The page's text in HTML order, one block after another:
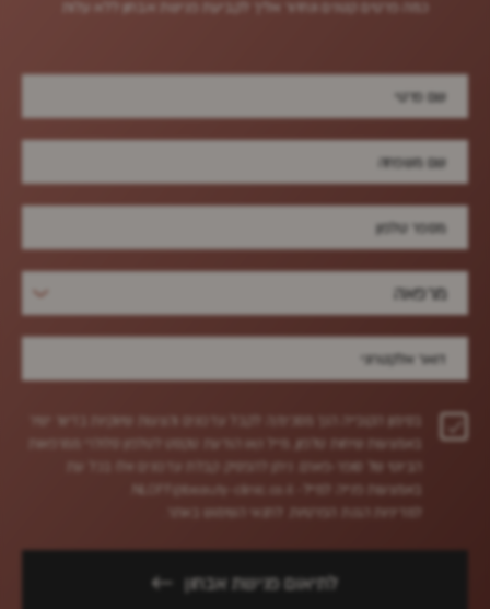
כמה‭ ‬פרטים‭ ‬קטנים‭ ‬ונחזור‭ ‬אליך לקביעת‭ ‬פגישת‭ ‬אבחון‭ ‬ללא‭ ‬עלות
מרפאה
בסימון הקובייה הנך מסכימ/ה לקבל עדכונים והצעות שיווקיות בדיוור ישיר
באמצעות שיחות טלפון, מייל ו/או הודעת טקסט לטלפון סלולרי ממרפאות
הביוטי של סופר-פארם. ניתן להפסיק קבלת עדכונים אלו בכל עת
באמצעות פנייה למייל-
NLOFF@beauty-clinic.co.il.
לתנאי השימוש באתר.
לתיאום פגישת אבחון